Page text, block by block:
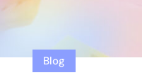
Blog